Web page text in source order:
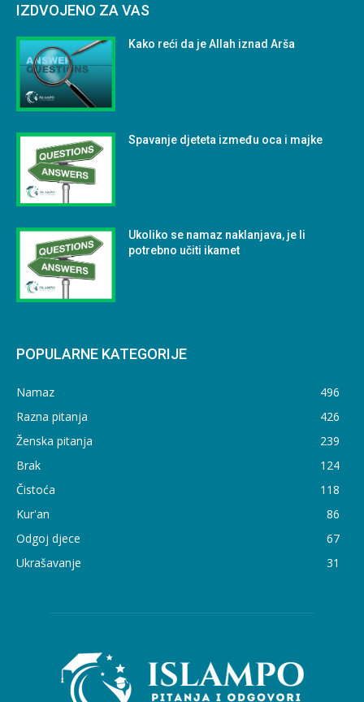
IZDVOJENO ZA VAS
Kako reći da je Allah iznad Arša
Spavanje djeteta između oca i majke
Ukoliko se namaz naklanjava, je li
potrebno učiti ikamet
POPULARNE KATEGORIJE
Namaz
496
Razna pitanja
426
Ženska pitanja
239
Brak
124
Čistoća
118
Kur'an
86
Odgoj djece
67
Ukrašavanje
31